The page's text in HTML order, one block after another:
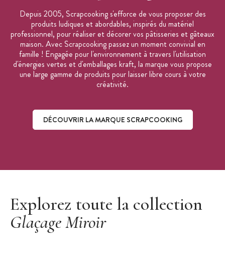
Depuis 2005, Scrapcooking s'efforce de vous proposer des
produits ludiques et abordables, inspirés du matériel
professionnel, pour réaliser et décorer vos pâtisseries et gâteaux
maison. Avec Scrapcooking passez un moment convivial en
famille ! Engagée pour l'environnement à travers l'utilisation
d'énergies vertes et d'emballages kraft, la marque vous propose
une large gamme de produits pour laisser libre cours à votre
créativité.
DÉCOUVRIR LA MARQUE SCRAPCOOKING
Explorez toute la collection
Glaçage Miroir